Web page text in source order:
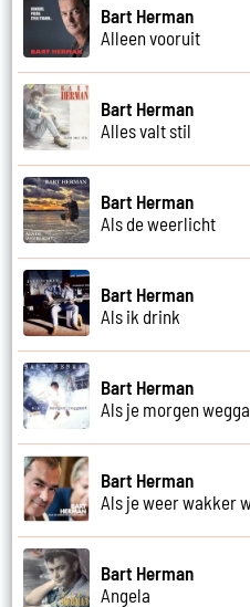
Bart Herman
Alleen vooruit
Bart Herman
Alles valt stil
Bart Herman
Als de weerlicht
Bart Herman
Als ik drink
Bart Herman
Als je morgen
Bart Herman
Als je weer wakker
Bart Herman
Angela